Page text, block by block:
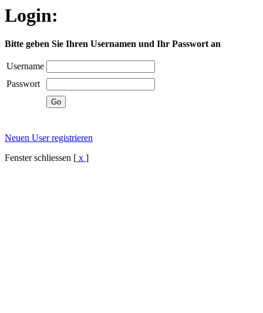
Login:
Bitte geben Sie Ihren Usernamen und Ihr Passwort an
Username
Passwort
Neuen User registrieren
Fenster schliessen [ x ]